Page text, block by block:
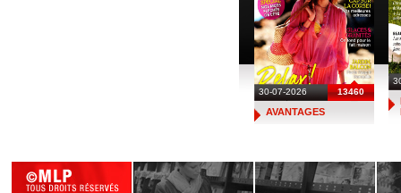
30-07-2026 13460
AVANTAGES